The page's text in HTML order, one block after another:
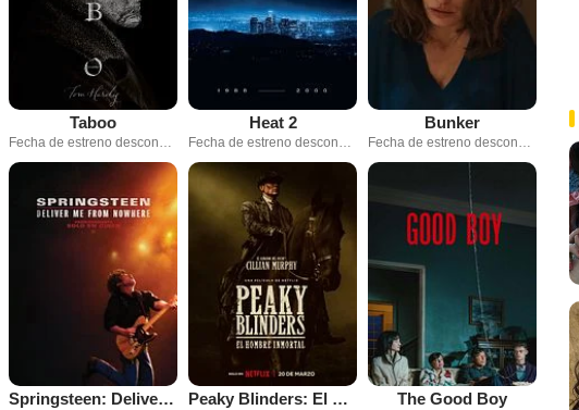
Taboo Heat 2 Bunker
Springsteen: Deliver Me From Nowhere Peaky Blinders: El hombre inmortal The Good Boy